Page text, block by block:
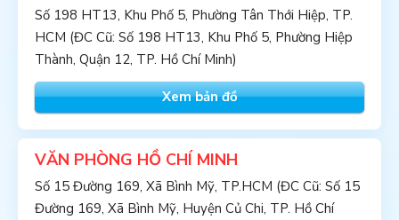
Số 198 HT13, Khu Phố 5, Phường Tân Thới Hiệp, TP.
HCM (ĐC Cũ: Số 198 HT13, Khu Phố 5, Phường Hiệp
Thành, Quận 12, TP. Hồ Chí Minh)
Xem bản đồ
VĂN PHÒNG HỒ CHÍ MINH
Số 15 Đường 169, Xã Bình Mỹ, TP.HCM (ĐC Cũ: Số 15
Đường 169, Xã Bình Mỹ, Huyện Củ Chi, TP. Hồ Chí